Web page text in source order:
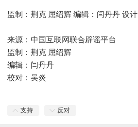
监制：荆克 屈绍辉 编辑：闫丹丹 设
来源：中国互联网联合辟谣平台
监制：荆克 屈绍辉
编辑：闫丹丹
校对：吴炎
支持 反对